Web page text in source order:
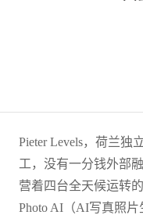
Pieter Levels，荷兰独
工，没有一分钱外部
营着四台全天候运转
Photo AI（AI写真照